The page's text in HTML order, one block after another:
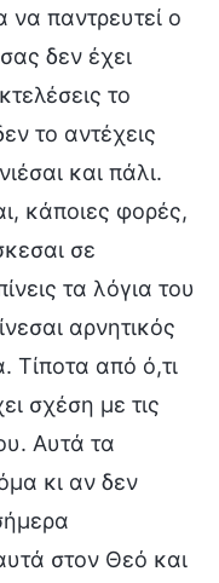
να παντρευτεί ο
δεν έχει
το
το αντέχεις
και πάλι.
κάποιες φορές,
σε
τα λόγια του
αρνητικός
Τίποτα από ό,τι
σχέση με τις
Αυτά τα
κι αν δεν
στον Θεό και